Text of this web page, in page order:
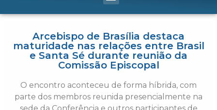
Arcebispo de Brasília destaca
maturidade nas relações entre Brasil
e Santa Sé durante reunião da
Comissão Episcopal
O encontro aconteceu de forma híbrida, com
parte dos membros reunida presencialmente na